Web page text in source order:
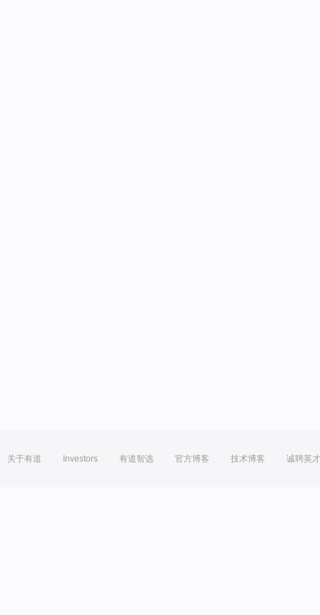
关于有道 Investors 有道智选 官方博客 技术博客 诚聘英才